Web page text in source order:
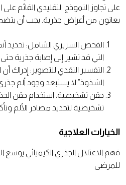
على تجاوز النموذج التقليدي القائم على
يعانون من أعراض جذرية. يجب أن
الفحص السريري الشامل: تحديد
التي قد تشير إلى إصابة جذرية
التفسير النقدي للتصوير: إدراك
الشذوذ” لا يستبعد وجود ألم
حقن تشخيصية: استخدام حقن
تشخيصية لتحديد مصادر الألم
الخيارات العلاجية
فهم الاعتلال الجذري الكيميائي يوسع
للمرضى